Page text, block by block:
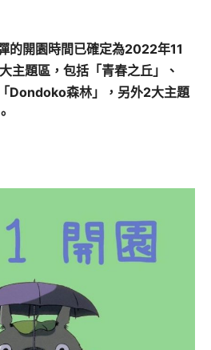
的開園時間已確定為2022年11
主題區，包括「青春之丘」、
Dondoko森林」，另外2大主題